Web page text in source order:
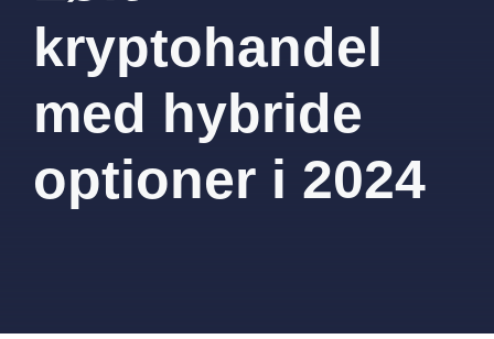
kryptohandel
med hybride
optioner i 2024